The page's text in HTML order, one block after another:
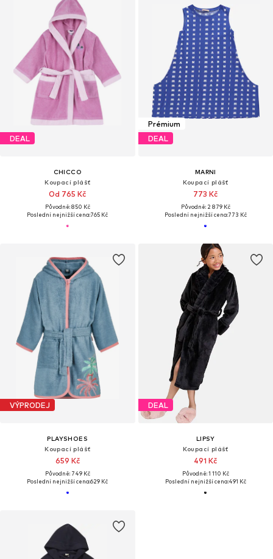
DEAL
CHICCO
Koupací plášť
Od 765 Kč
Původně: 850 Kč
Poslední nejnižší cena:765 Kč
Prémium
DEAL
MARNI
Koupací plášť
773 Kč
Původně: 2 879 Kč
Poslední nejnižší cena:773 Kč
VÝPRODEJ
PLAYSHOES
Koupací plášť
659 Kč
Původně: 749 Kč
Poslední nejnižší cena:629 Kč
DEAL
LIPSY
Koupací plášť
491 Kč
Původně: 1 110 Kč
Poslední nejnižší cena:491 Kč